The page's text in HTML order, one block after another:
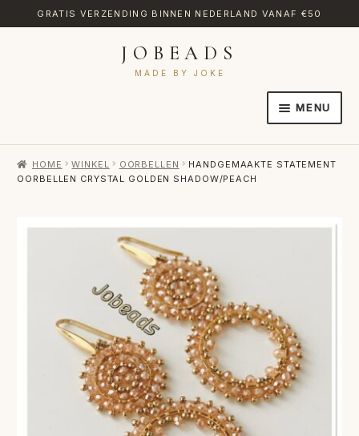
GRATIS VERZENDING BINNEN NEDERLAND VANAF €50
JOBEADS
MADE BY JOKE
MENU
AFREKENEN
TRANSLATE
VERLANGLIJST
VERZENDKOSTEN
HOME WINKEL OORBELLEN
HANDGEMAAKTE STATEMENT
OORBELLEN CRYSTAL GOLDEN SHADOW/PEACH